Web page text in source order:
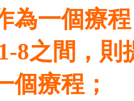
為一個療
8之間，
個療程；